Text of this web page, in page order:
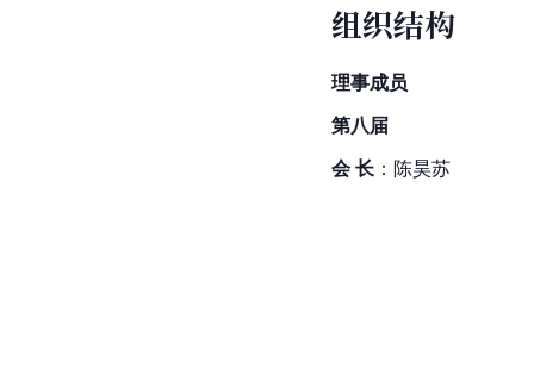
组织结构
理事成员
第八届
会 长 ：陈昊苏